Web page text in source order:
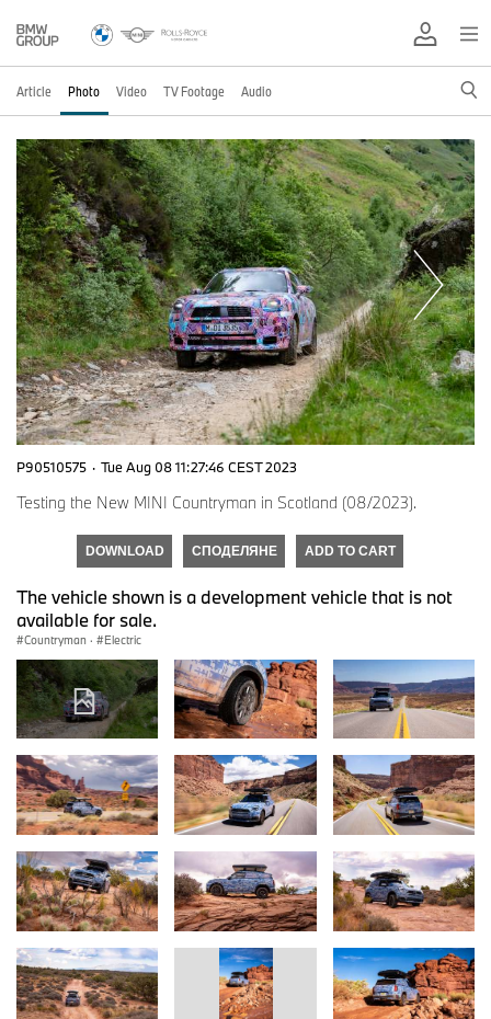
Article Photo Video TV Footage Audio
P90510575 · Tue Aug 08 11:27:46 CEST 2023
Testing the New MINI Countryman in Scotland (08/2023).
DOWNLOAD СПОДЕЛЯНЕ ADD TO CART
The vehicle shown is a development vehicle that is not
available for sale.
Countryman · Electric